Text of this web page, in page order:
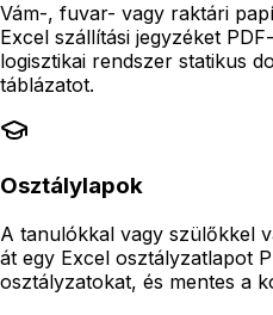
Vám-, fuvar- vagy raktári
Excel szállítási jegyzéket
logisztikai rendszer statikus
táblázatot.
Osztálylapok
A tanulókkal vagy szülőkkel
át egy Excel osztályzatlapot
osztályzatokat, és mentes a